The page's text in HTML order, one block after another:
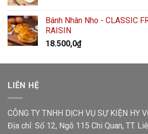
Bánh Nhân Nho - CLASSIC
RAISIN
18.500,0₫
LIÊN HỆ
CÔNG TY TNHH DỊCH VỤ SỰ KIỆN HY
Địa chỉ: Số 12, Ngõ 115 Chi Quan, TT.